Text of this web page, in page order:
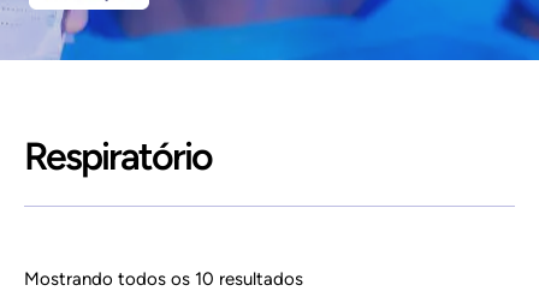
Respiratório
Mostrando todos os 10 resultados